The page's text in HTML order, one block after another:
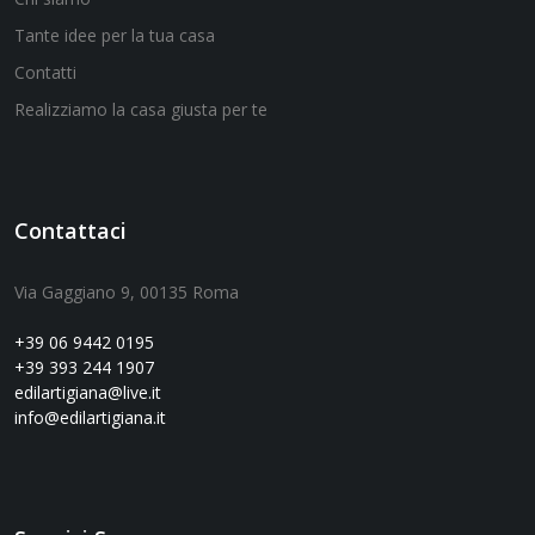
Tante idee per la tua casa
Contatti
Realizziamo la casa giusta per te
Contattaci
Via Gaggiano 9, 00135 Roma
+39 06 9442 0195
+39 393 244 1907
edilartigiana@live.it
info@edilartigiana.it